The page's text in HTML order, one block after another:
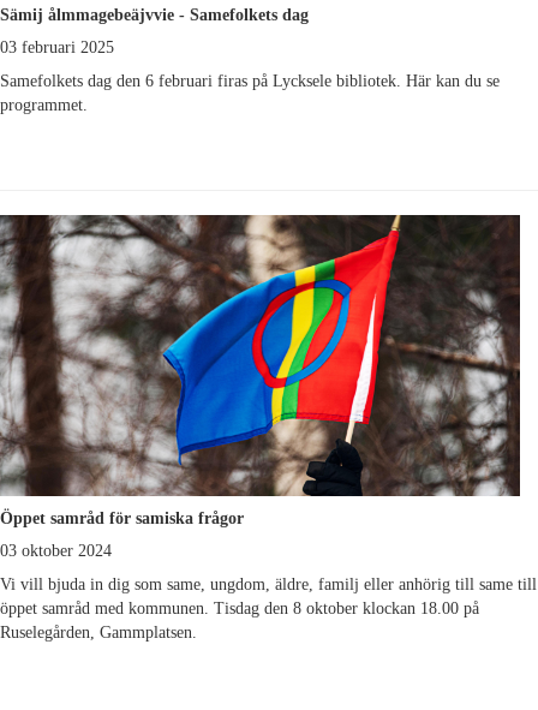
Sämij ålmmagebeäjvvie - Samefolkets dag
03 februari 2025
Samefolkets dag den 6 februari firas på Lycksele bibliotek. Här kan du se
programmet.
Öppet samråd för samiska frågor
03 oktober 2024
Vi vill bjuda in dig som same, ungdom, äldre, familj eller anhörig till same till
öppet samråd med kommunen. Tisdag den 8 oktober klockan 18.00 på
Ruselegården, Gammplatsen.